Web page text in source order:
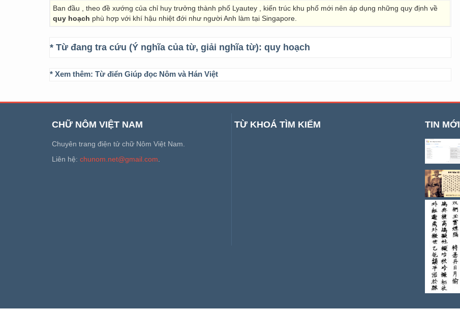
Ban đầu , theo đề xướng của chỉ huy trưởng thành phố Lyautey , kiến trúc khu phố mới nên áp dụng những quy định về
quy hoạch phù hợp với khí hậu nhiệt đới như người Anh làm tại Singapore.
* Từ đang tra cứu (Ý nghĩa của từ, giải nghĩa từ): quy hoạch
* Xem thêm: Từ điển Giúp đọc Nôm và Hán Việt
CHỮ NÔM VIỆT NAM
Chuyên trang điện tử chữ Nôm Việt Nam.
Liên hệ: chunom.net@gmail.com
TỪ KHOÁ TÌM KIẾM TIN MỚI